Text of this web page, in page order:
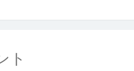
ト